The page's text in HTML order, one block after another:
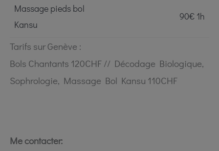
Massage pieds bol
Kansu
90€ 1h
Tarifs sur Genève :
Bols Chantants 120CHF // Décodage Biologique,
Sophrologie, Massage Bol Kansu 110CHF
Me contacter: